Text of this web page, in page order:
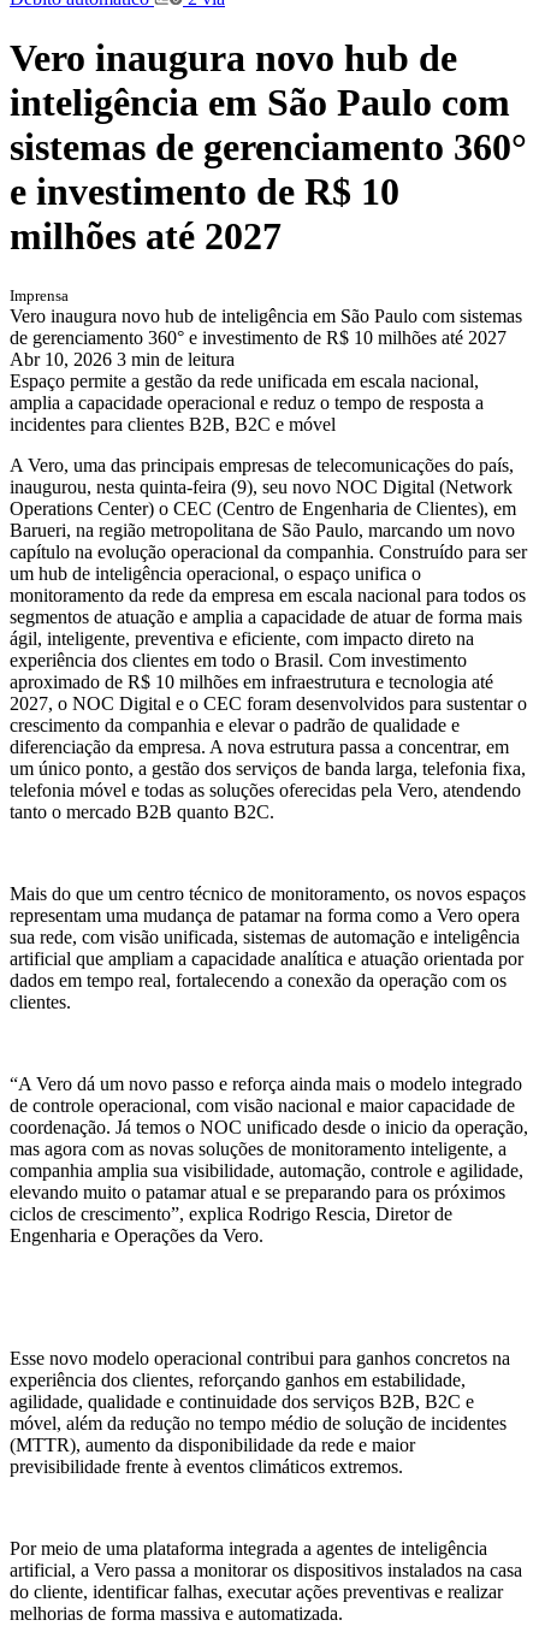
Vero inaugura novo hub de
inteligência em São Paulo com
sistemas de gerenciamento 360°
e investimento de R$ 10
milhões até 2027
Imprensa
Vero inaugura novo hub de inteligência em São Paulo com sistemas
de gerenciamento 360° e investimento de R$ 10 milhões até 2027
Abr 10, 2026 3 min de leitura
Espaço permite a gestão da rede unificada em escala nacional,
amplia a capacidade operacional e reduz o tempo de resposta a
incidentes para clientes B2B, B2C e móvel
A Vero, uma das principais empresas de telecomunicações do país,
inaugurou, nesta quinta-feira (9), seu novo NOC Digital (Network
Operations Center) o CEC (Centro de Engenharia de Clientes), em
Barueri, na região metropolitana de São Paulo, marcando um novo
capítulo na evolução operacional da companhia. Construído para ser
um hub de inteligência operacional, o espaço unifica o
monitoramento da rede da empresa em escala nacional para todos os
segmentos de atuação e amplia a capacidade de atuar de forma mais
ágil, inteligente, preventiva e eficiente, com impacto direto na
experiência dos clientes em todo o Brasil. Com investimento
aproximado de R$ 10 milhões em infraestrutura e tecnologia até
2027, o NOC Digital e o CEC foram desenvolvidos para sustentar o
crescimento da companhia e elevar o padrão de qualidade e
diferenciação da empresa. A nova estrutura passa a concentrar, em
um único ponto, a gestão dos serviços de banda larga, telefonia fixa,
telefonia móvel e todas as soluções oferecidas pela Vero, atendendo
tanto o mercado B2B quanto B2C.
Mais do que um centro técnico de monitoramento, os novos espaços
representam uma mudança de patamar na forma como a Vero opera
sua rede, com visão unificada, sistemas de automação e inteligência
artificial que ampliam a capacidade analítica e atuação orientada por
dados em tempo real, fortalecendo a conexão da operação com os
clientes.
“A Vero dá um novo passo e reforça ainda mais o modelo integrado
de controle operacional, com visão nacional e maior capacidade de
coordenação. Já temos o NOC unificado desde o inicio da operação,
mas agora com as novas soluções de monitoramento inteligente, a
companhia amplia sua visibilidade, automação, controle e agilidade,
elevando muito o patamar atual e se preparando para os próximos
ciclos de crescimento”, explica Rodrigo Rescia, Diretor de
Engenharia e Operações da Vero.
Esse novo modelo operacional contribui para ganhos concretos na
experiência dos clientes, reforçando ganhos em estabilidade,
agilidade, qualidade e continuidade dos serviços B2B, B2C e
móvel, além da redução no tempo médio de solução de incidentes
(MTTR), aumento da disponibilidade da rede e maior
previsibilidade frente à eventos climáticos extremos.
Por meio de uma plataforma integrada a agentes de inteligência
artificial, a Vero passa a monitorar os dispositivos instalados na casa
do cliente, identificar falhas, executar ações preventivas e realizar
melhorias de forma massiva e automatizada.